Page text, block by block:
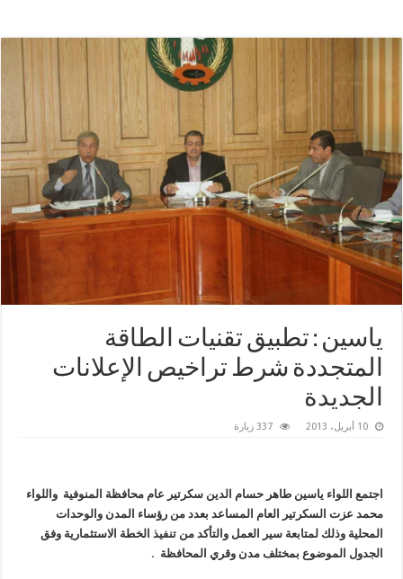
ياسين : تطبيق تقنيات الطاقة
المتجددة شرط تراخيص الإعلانات
الجديدة
10 أبريل، 2013 337 زيارة
اجتمع اللواء ياسين طاهر حسام الدين سكرتير عام محافظة المنوفية واللواء
محمد عزت السكرتير العام المساعد بعدد من رؤساء المدن والوحدات
المحلية وذلك لمتابعة سير العمل والتأكد من تنفيذ الخطة الاستثمارية وفق
الجدول الموضوع بمختلف مدن وقري المحافظة .